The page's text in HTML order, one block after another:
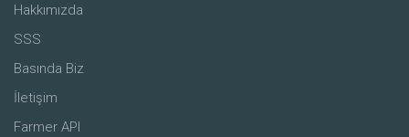
Hakkımızda
SSS
Basında Biz
İletişim
Farmer API